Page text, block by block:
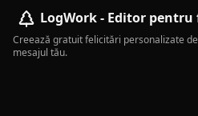
LogWork - Editor
Creează gratuit felicitări personalizate
mesajul tău.